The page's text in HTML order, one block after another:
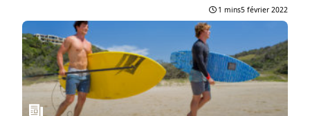
1 mins5 février 2022